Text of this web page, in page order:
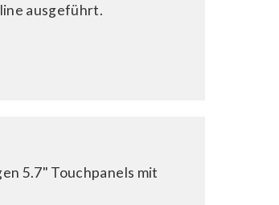
ausgeführt.
5.7" Touchpanels mit